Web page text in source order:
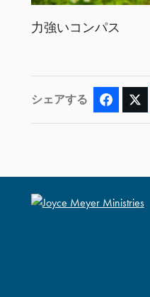
力強いコンパス
シェアする Facebook